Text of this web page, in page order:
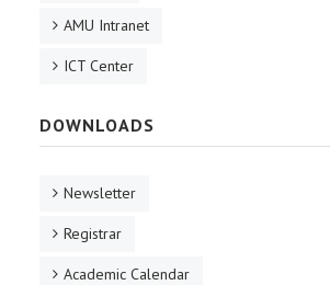
AMU Intranet
ICT Center
DOWNLOADS
Newsletter
Registrar
Academic Calendar